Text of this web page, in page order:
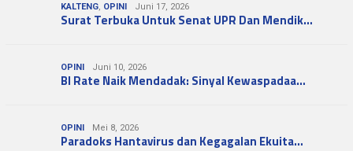
KALTENG OPINI Juni 17, 2026
Surat Terbuka Untuk Senat UPR Dan Mendik…
OPINI Juni 10, 2026
BI Rate Naik Mendadak: Sinyal Kewaspadaa…
OPINI Mei 8, 2026
Paradoks Hantavirus dan Kegagalan Ekuita…